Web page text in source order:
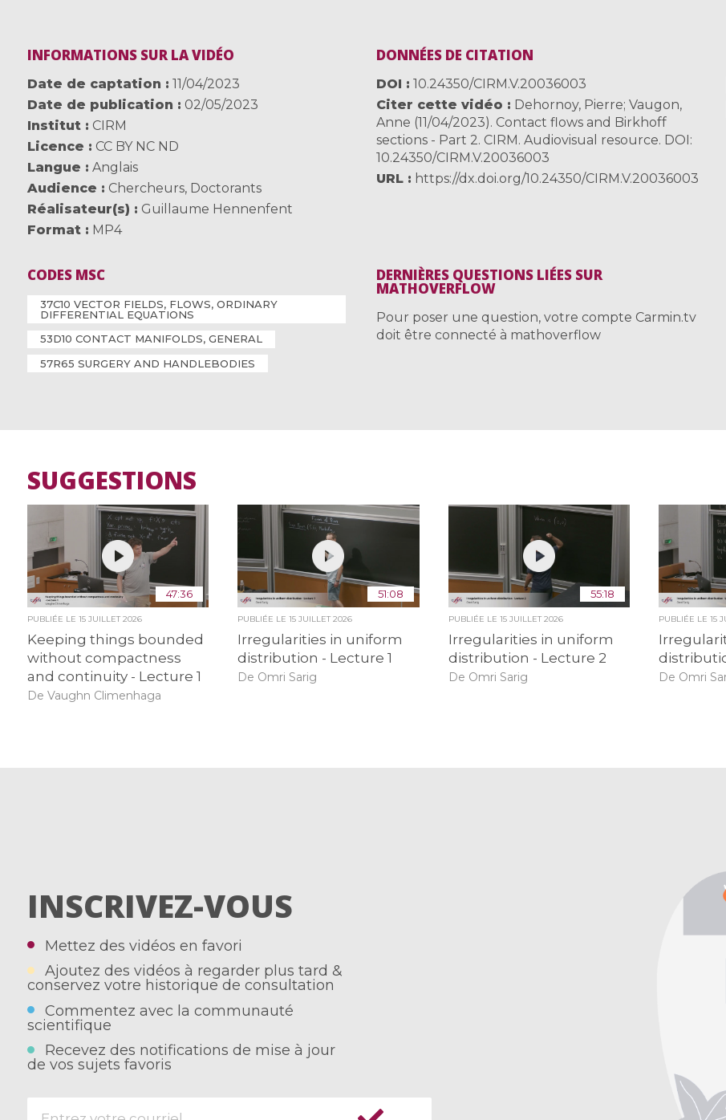
INFORMATIONS SUR LA VIDÉO
Date de captation
11/04/2023
Date de publication
02/05/2023
Institut
CIRM
Licence
CC BY NC ND
Langue
Anglais
Audience
Chercheurs, Doctorants
Réalisateur(s)
Guillaume Hennenfent
Format
MP4
DONNÉES DE CITATION
DOI
10.24350/CIRM.V.20036003
Citer cette vidéo
Dehornoy, Pierre; Vaugon,
Anne (11/04/2023). Contact flows and Birkhoff
sections - Part 2. CIRM. Audiovisual resource. DOI:
10.24350/CIRM.V.20036003
URL
https://dx.doi.org/10.24350/CIRM.V.20036003
CODES MSC
37C10 VECTOR FIELDS, FLOWS, ORDINARY
DIFFERENTIAL EQUATIONS
53D10 CONTACT MANIFOLDS, GENERAL
57R65 SURGERY AND HANDLEBODIES
DERNIÈRES QUESTIONS LIÉES SUR
MATHOVERFLOW
Pour poser une question, votre compte Carmin.tv
doit être connecté à mathoverflow
SUGGESTIONS
47:36
PUBLIÉE LE 15 JUILLET 2026
Keeping things bounded
without compactness
and continuity - Lecture 1
De Vaughn Climenhaga
51:08
PUBLIÉE LE15 JUILLET 2026
Irregularities in uniform
distribution - Lecture 1
De Omri Sarig
55:18
PUBLIÉE LE 15 JUILLET 2026
Irregularities in uniform
distribution - Lecture 2
De Omri Sarig
PUBLIÉE LE15
De Omri
INSCRIVEZ-VOUS
Mettez des vidéos en favori
Ajoutez des vidéos à regarder plus tard &
conservez votre historique de consultation
Commentez avec la communauté
scientifique
Recevez des notifications de mise à jour
de vos sujets favoris